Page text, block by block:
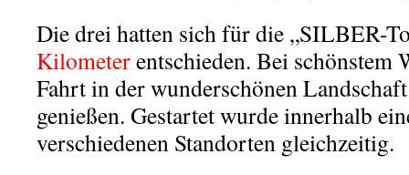
Die drei hatten sich für die „SILBER-
Kilometerentschieden. Bei schönstem
Fahrt in der wunderschönen
genießen. Gestartet wurde innerhalb
verschiedenen Standorten gleichzeitig.